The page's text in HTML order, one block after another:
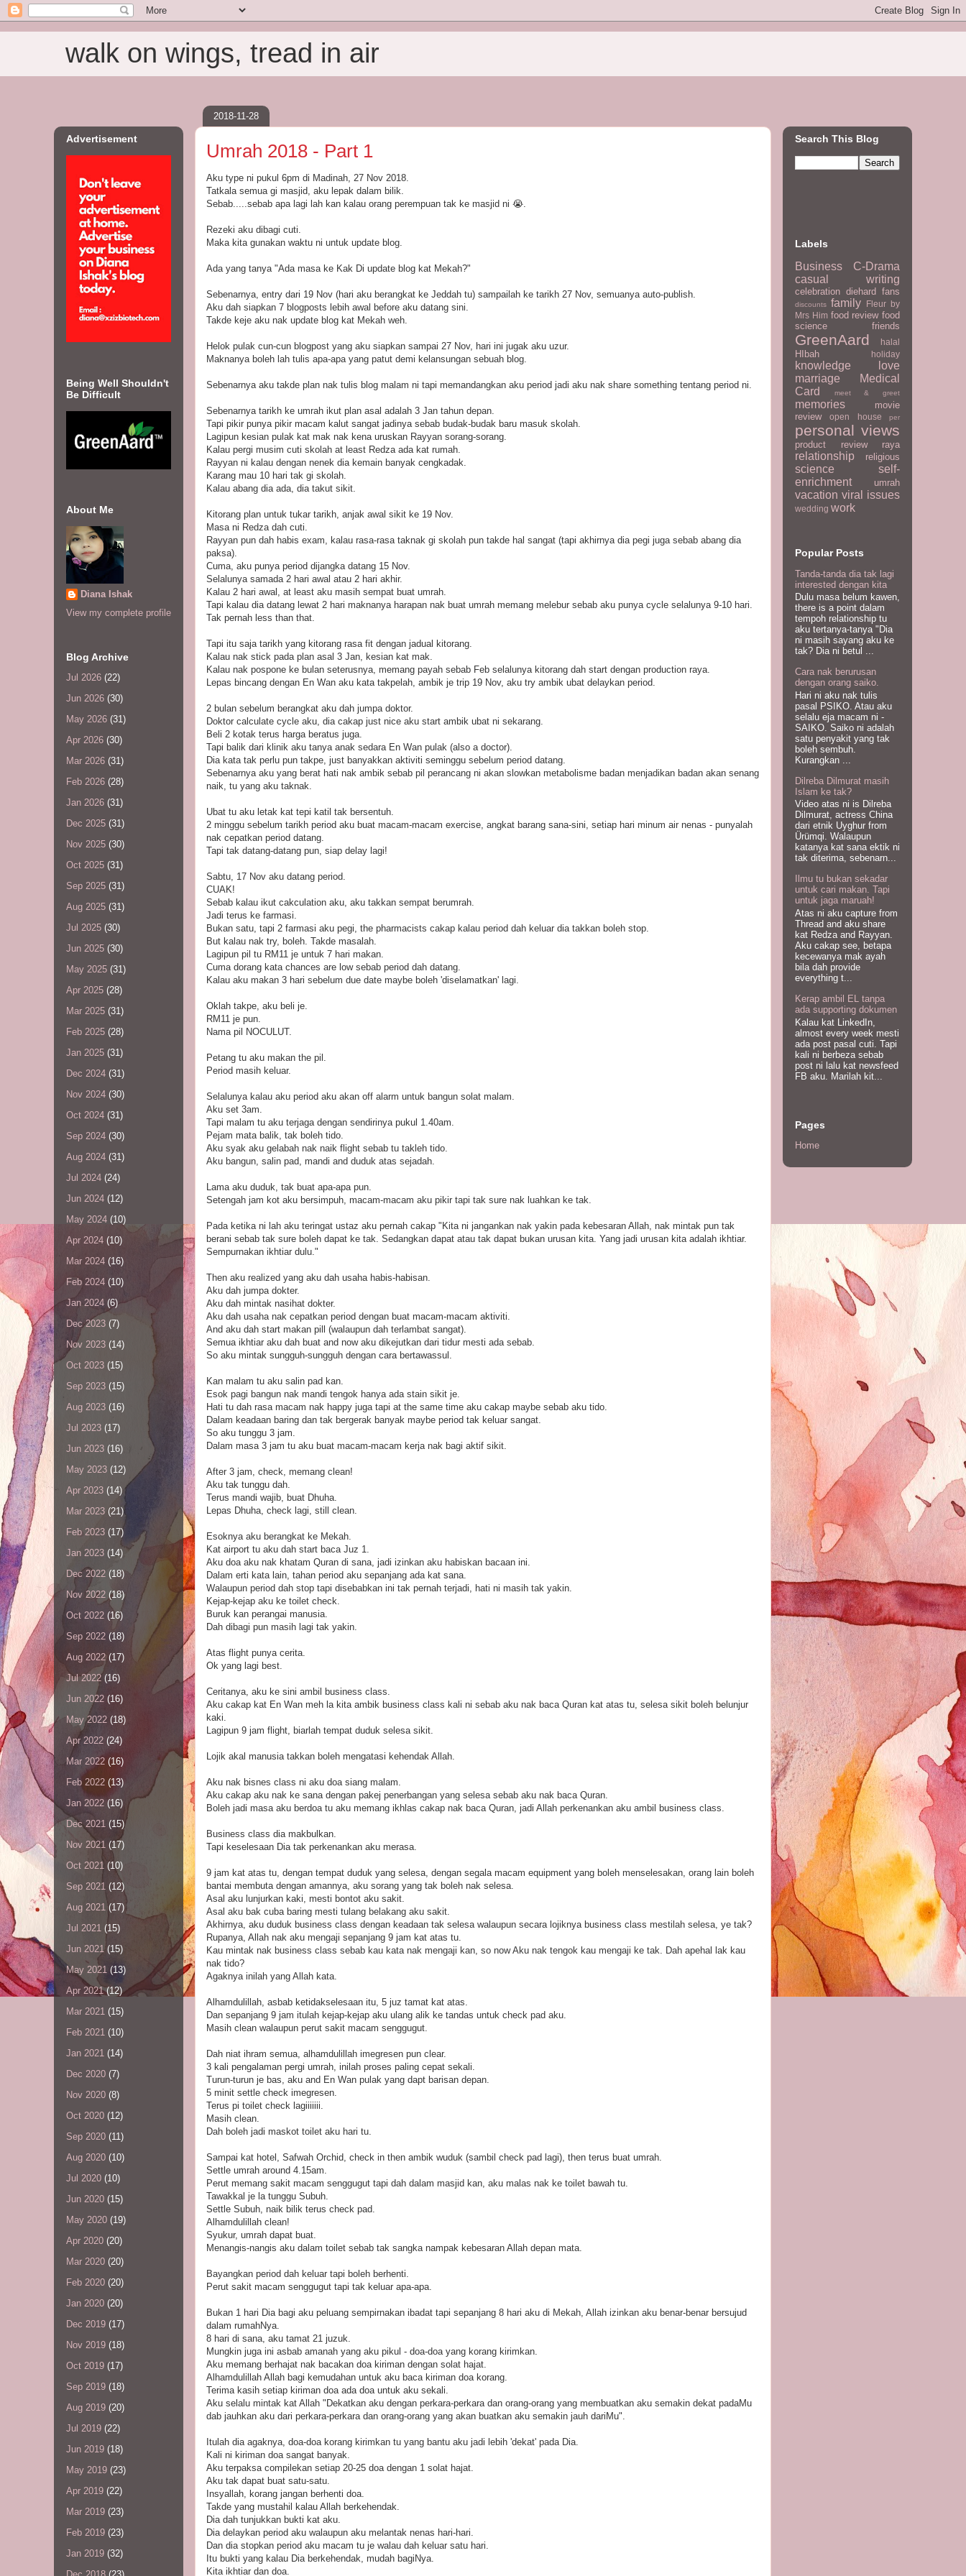
walk on wings, tread in air
2018-11-28
Umrah 2018 - Part 1
Aku type ni pukul 6pm di Madinah, 27 Nov 2018.
Tatkala semua gi masjid, aku lepak dalam bilik.
Sebab.....sebab apa lagi lah kan kalau orang perempuan tak ke masjid ni 😭.
Rezeki aku dibagi cuti.
Maka kita gunakan waktu ni untuk update blog.
Ada yang tanya "Ada masa ke Kak Di update blog kat Mekah?"
Sebenarnya, entry dari 19 Nov (hari aku berangkat ke Jeddah tu) sampailah ke tarikh 27 Nov, semuanya auto-publish.
Aku dah siapkan 7 blogposts lebih awal before aku datang sini.
Takde keje aku nak update blog kat Mekah weh.
Helok pulak cun-cun blogpost yang aku siapkan sampai 27 Nov, hari ini jugak aku uzur.
Maknanya boleh lah tulis apa-apa yang patut demi kelansungan sebuah blog.
Sebenarnya aku takde plan nak tulis blog malam ni tapi memandangkan aku period jadi aku nak share something tentang period ni.
Sebenarnya tarikh ke umrah ikut plan asal adalah 3 Jan tahun depan.
Tapi pikir punya pikir macam kalut sangat jadinya sebab budak-budak baru masuk skolah.
Lagipun kesian pulak kat mak nak kena uruskan Rayyan sorang-sorang.
Kalau pergi musim cuti skolah at least Redza ada kat rumah.
Rayyan ni kalau dengan nenek dia kemain banyak cengkadak.
Karang mau 10 hari tak gi skolah.
Kalau abang dia ada, dia takut sikit.
Kitorang plan untuk tukar tarikh, anjak awal sikit ke 19 Nov.
Masa ni Redza dah cuti.
Rayyan pun dah habis exam, kalau rasa-rasa taknak gi skolah pun takde hal sangat (tapi akhirnya dia pegi juga sebab abang dia
paksa).
Cuma, aku punya period dijangka datang 15 Nov.
Selalunya samada 2 hari awal atau 2 hari akhir.
Kalau 2 hari awal, at least aku masih sempat buat umrah.
Tapi kalau dia datang lewat 2 hari maknanya harapan nak buat umrah memang melebur sebab aku punya cycle selalunya 9-10 hari.
Tak pernah less than that.
Tapi itu saja tarikh yang kitorang rasa fit dengan jadual kitorang.
Kalau nak stick pada plan asal 3 Jan, kesian kat mak.
Kalau nak pospone ke bulan seterusnya, memang payah sebab Feb selalunya kitorang dah start dengan production raya.
Lepas bincang dengan En Wan aku kata takpelah, ambik je trip 19 Nov, aku try ambik ubat delaykan period.
2 bulan sebelum berangkat aku dah jumpa doktor.
Doktor calculate cycle aku, dia cakap just nice aku start ambik ubat ni sekarang.
Beli 2 kotak terus harga beratus juga.
Tapi balik dari klinik aku tanya anak sedara En Wan pulak (also a doctor).
Dia kata tak perlu pun takpe, just banyakkan aktiviti seminggu sebelum period datang.
Sebenarnya aku yang berat hati nak ambik sebab pil perancang ni akan slowkan metabolisme badan menjadikan badan akan senang
naik, tu yang aku taknak.
Ubat tu aku letak kat tepi katil tak bersentuh.
2 minggu sebelum tarikh period aku buat macam-macam exercise, angkat barang sana-sini, setiap hari minum air nenas - punyalah
nak cepatkan period datang.
Tapi tak datang-datang pun, siap delay lagi!
Sabtu, 17 Nov aku datang period.
CUAK!
Sebab kalau ikut cakculation aku, aku takkan sempat berumrah.
Jadi terus ke farmasi.
Bukan satu, tapi 2 farmasi aku pegi, the pharmacists cakap kalau period dah keluar dia takkan boleh stop.
But kalau nak try, boleh. Takde masalah.
Lagipun pil tu RM11 je untuk 7 hari makan.
Cuma dorang kata chances are low sebab period dah datang.
Kalau aku makan 3 hari sebelum due date maybe boleh 'diselamatkan' lagi.
Oklah takpe, aku beli je.
RM11 je pun.
Nama pil NOCULUT.
Petang tu aku makan the pil.
Period masih keluar.
Selalunya kalau aku period aku akan off alarm untuk bangun solat malam.
Aku set 3am.
Tapi malam tu aku terjaga dengan sendirinya pukul 1.40am.
Pejam mata balik, tak boleh tido.
Aku syak aku gelabah nak naik flight sebab tu takleh tido.
Aku bangun, salin pad, mandi and duduk atas sejadah.
Lama aku duduk, tak buat apa-apa pun.
Setengah jam kot aku bersimpuh, macam-macam aku pikir tapi tak sure nak luahkan ke tak.
Pada ketika ni lah aku teringat ustaz aku pernah cakap "Kita ni jangankan nak yakin pada kebesaran Allah, nak mintak pun tak
berani sebab tak sure boleh dapat ke tak. Sedangkan dapat atau tak dapat bukan urusan kita. Yang jadi urusan kita adalah ikhtiar.
Sempurnakan ikhtiar dulu."
Then aku realized yang aku dah usaha habis-habisan.
Aku dah jumpa dokter.
Aku dah mintak nasihat dokter.
Aku dah usaha nak cepatkan period dengan buat macam-macam aktiviti.
And aku dah start makan pill (walaupun dah terlambat sangat).
Semua ikhtiar aku dah buat and now aku dikejutkan dari tidur mesti ada sebab.
So aku mintak sungguh-sungguh dengan cara bertawassul.
Kan malam tu aku salin pad kan.
Esok pagi bangun nak mandi tengok hanya ada stain sikit je.
Hati tu dah rasa macam nak happy juga tapi at the same time aku cakap maybe sebab aku tido.
Dalam keadaan baring dan tak bergerak banyak maybe period tak keluar sangat.
So aku tunggu 3 jam.
Dalam masa 3 jam tu aku buat macam-macam kerja nak bagi aktif sikit.
After 3 jam, check, memang clean!
Aku tak tunggu dah.
Terus mandi wajib, buat Dhuha.
Lepas Dhuha, check lagi, still clean.
Esoknya aku berangkat ke Mekah.
Kat airport tu aku dah start baca Juz 1.
Aku doa aku nak khatam Quran di sana, jadi izinkan aku habiskan bacaan ini.
Dalam erti kata lain, tahan period aku sepanjang ada kat sana.
Walaupun period dah stop tapi disebabkan ini tak pernah terjadi, hati ni masih tak yakin.
Kejap-kejap aku ke toilet check.
Buruk kan perangai manusia.
Dah dibagi pun masih lagi tak yakin.
Atas flight punya cerita.
Ok yang lagi best.
Ceritanya, aku ke sini ambil business class.
Aku cakap kat En Wan meh la kita ambik business class kali ni sebab aku nak baca Quran kat atas tu, selesa sikit boleh belunjur
kaki.
Lagipun 9 jam flight, biarlah tempat duduk selesa sikit.
Lojik akal manusia takkan boleh mengatasi kehendak Allah.
Aku nak bisnes class ni aku doa siang malam.
Aku cakap aku nak ke sana dengan pakej penerbangan yang selesa sebab aku nak baca Quran.
Boleh jadi masa aku berdoa tu aku memang ikhlas cakap nak baca Quran, jadi Allah perkenankan aku ambil business class.
Business class dia makbulkan.
Tapi keselesaan Dia tak perkenankan aku merasa.
9 jam kat atas tu, dengan tempat duduk yang selesa, dengan segala macam equipment yang boleh menselesakan, orang lain boleh
bantai membuta dengan amannya, aku sorang yang tak boleh nak selesa.
Asal aku lunjurkan kaki, mesti bontot aku sakit.
Asal aku bak cuba baring mesti tulang belakang aku sakit.
Akhirnya, aku duduk business class dengan keadaan tak selesa walaupun secara lojiknya business class mestilah selesa, ye tak?
Rupanya, Allah nak aku mengaji sepanjang 9 jam kat atas tu.
Kau mintak nak business class sebab kau kata nak mengaji kan, so now Aku nak tengok kau mengaji ke tak. Dah apehal lak kau
nak tido?
Agaknya inilah yang Allah kata.
Alhamdulillah, asbab ketidakselesaan itu, 5 juz tamat kat atas.
Dan sepanjang 9 jam itulah kejap-kejap aku ulang alik ke tandas untuk check pad aku.
Masih clean walaupun perut sakit macam senggugut.
Dah niat ihram semua, alhamdulillah imegresen pun clear.
3 kali pengalaman pergi umrah, inilah proses paling cepat sekali.
Turun-turun je bas, aku and En Wan pulak yang dapt barisan depan.
5 minit settle check imegresen.
Terus pi toilet check lagiiiiiii.
Masih clean.
Dah boleh jadi maskot toilet aku hari tu.
Sampai kat hotel, Safwah Orchid, check in then ambik wuduk (sambil check pad lagi), then terus buat umrah.
Settle umrah around 4.15am.
Perut memang sakit macam senggugut tapi dah dalam masjid kan, aku malas nak ke toilet bawah tu.
Tawakkal je la tunggu Subuh.
Settle Subuh, naik bilik terus check pad.
Alhamdulillah clean!
Syukur, umrah dapat buat.
Menangis-nangis aku dalam toilet sebab tak sangka nampak kebesaran Allah depan mata.
Bayangkan period dah keluar tapi boleh berhenti.
Perut sakit macam senggugut tapi tak keluar apa-apa.
Bukan 1 hari Dia bagi aku peluang sempirnakan ibadat tapi sepanjang 8 hari aku di Mekah, Allah izinkan aku benar-benar bersujud
dalam rumahNya.
8 hari di sana, aku tamat 21 juzuk.
Mungkin juga ini asbab amanah yang aku pikul - doa-doa yang korang kirimkan.
Aku memang berhajat nak bacakan doa kiriman dengan solat hajat.
Alhamdulillah Allah bagi kemudahan untuk aku baca kiriman doa korang.
Terima kasih setiap kiriman doa ada doa untuk aku sekali.
Aku selalu mintak kat Allah "Dekatkan aku dengan perkara-perkara dan orang-orang yang membuatkan aku semakin dekat padaMu
dab jauhkan aku dari perkara-perkara dan orang-orang yang akan buatkan aku semakin jauh dariMu".
Itulah dia agaknya, doa-doa korang kirimkan tu yang bantu aku jadi lebih 'dekat' pada Dia.
Kali ni kiriman doa sangat banyak.
Aku terpaksa compilekan setiap 20-25 doa dengan 1 solat hajat.
Aku tak dapat buat satu-satu.
Insyallah, korang jangan berhenti doa.
Takde yang mustahil kalau Allah berkehendak.
Dia dah tunjukkan bukti kat aku.
Dia delaykan period aku walaupun aku melantak nenas hari-hari.
Dan dia stopkan period aku macam tu je walau dah keluar satu hari.
Itu bukti yang kalau Dia berkehendak, mudah bagiNya.
Kita ikhtiar dan doa.
Advertisement
Being Well Shouldn't
Be Difficult
About Me
Diana Ishak
View my complete profile
Blog Archive
Jul 2026 (22)
Jun 2026 (30)
May 2026 (31)
Apr 2026 (30)
Mar 2026 (31)
Feb 2026 (28)
Jan 2026 (31)
Dec 2025 (31)
Nov 2025 (30)
Oct 2025 (31)
Sep 2025 (31)
Aug 2025 (31)
Jul 2025 (30)
Jun 2025 (30)
May 2025 (31)
Apr 2025 (28)
Mar 2025 (31)
Feb 2025 (28)
Jan 2025 (31)
Dec 2024 (31)
Nov 2024 (30)
Oct 2024 (31)
Sep 2024 (30)
Aug 2024 (31)
Jul 2024 (24)
Jun 2024 (12)
May 2024 (10)
Apr 2024 (10)
Mar 2024 (16)
Feb 2024 (10)
Jan 2024 (6)
Dec 2023 (7)
Nov 2023 (14)
Oct 2023 (15)
Sep 2023 (15)
Aug 2023 (16)
Jul 2023 (17)
Jun 2023 (16)
May 2023 (12)
Apr 2023 (14)
Mar 2023 (21)
Feb 2023 (17)
Jan 2023 (14)
Dec 2022 (18)
Nov 2022 (18)
Oct 2022 (16)
Sep 2022 (18)
Aug 2022 (17)
Jul 2022 (16)
Jun 2022 (16)
May 2022 (18)
Apr 2022 (24)
Mar 2022 (16)
Feb 2022 (13)
Jan 2022 (16)
Dec 2021 (15)
Nov 2021 (17)
Oct 2021 (10)
Sep 2021 (12)
Aug 2021 (17)
Jul 2021 (15)
Jun 2021(15)
May 2021 (13)
Apr 2021(12)
Mar 2021 (15)
Feb 2021 (10)
Jan 2021 (14)
Dec 2020 (7)
Nov 2020 (8)
Oct 2020 (12)
Sep 2020 (11)
Aug 2020 (10)
Jul 2020 (10)
Jun 2020 (15)
May 2020 (19)
Apr 2020 (20)
Mar 2020 (20)
Feb 2020 (20)
Jan 2020 (20)
Dec 2019 (17)
Nov 2019 (18)
Oct 2019 (17)
Sep 2019 (18)
Aug 2019 (20)
Jul 2019 (22)
Jun 2019 (18)
May 2019 (23)
Apr 2019 (22)
Mar 2019 (23)
Feb 2019 (23)
Jan 2019 (32)
Search This Blog
Labels
Business
C-Drama
casual writing
celebration diehard fans
discounts family
Fleur by
Mrs Him food review food
science
friends
GreenAard halal
HIbah holiday
knowledge
love
marriage
Medical
Card
meet & greet
memories
movie
review
open house per
personal views
product review raya
relationship religious
science
self-
enrichment
umrah
vacation viral issues
wedding work
Popular Posts
Tanda-tanda dia tak lagi
interested dengan kita
Dulu masa belum kawen,
there is a point dalam
tempoh relationship tu
aku tertanya-tanya "Dia
ni masih sayang aku ke
tak? Dia ni betul ...
Cara nak berurusan
dengan orang saiko.
Hari ni aku nak tulis
pasal PSIKO. Atau aku
selalu eja macam ni -
SAIKO. Saiko ni adalah
satu penyakit yang tak
boleh sembuh.
Kurangkan ...
Dilreba Dilmurat masih
Islam ke tak?
Video atas ni is Dilreba
Dilmurat, actress China
dari etnik Uyghur from
Ürümqi. Walaupun
katanya kat sana ektik ni
tak diterima, sebenarn...
Ilmu tu bukan sekadar
untuk cari makan. Tapi
untuk jaga maruah!
Atas ni aku capture from
Thread and aku share
kat Redza and Rayyan.
Aku cakap see, betapa
kecewanya mak ayah
bila dah provide
everything t...
Kerap ambil EL tanpa
ada supporting dokumen
Kalau kat LinkedIn,
almost every week mesti
ada post pasal cuti. Tapi
kali ni berbeza sebab
post ni lalu kat newsfeed
FB aku. Marilah kit...
Pages
Home